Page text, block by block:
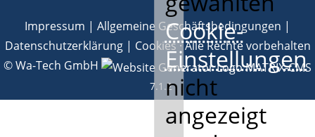
Cookie-
Einstellungen
nicht
angezeigt
Impressum | Allgemeine Geschäftsbedingungen |
Datenschutzerklärung| Cookies· Alle Rechte vorbehalten
© Wa-Tech GmbH
7.1.2